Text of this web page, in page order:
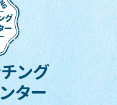
ング
ター